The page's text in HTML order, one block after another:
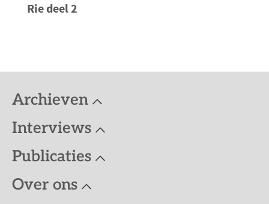
Rie deel 2
Archieven
Interviews
Publicaties
Over ons